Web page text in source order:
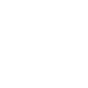
erhalten und